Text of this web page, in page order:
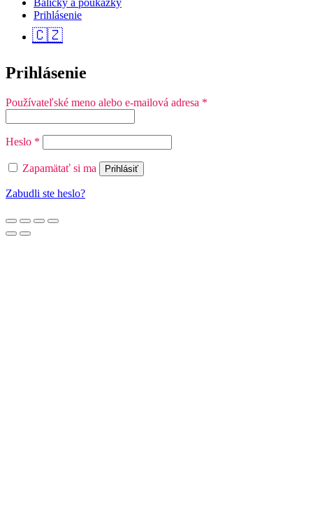
Prihlásenie
🇨🇿
Prihlásenie
Používateľské meno alebo e-mailová adresa *
Heslo *
Zapamätať si ma Prihlásiť
Zabudli ste heslo?